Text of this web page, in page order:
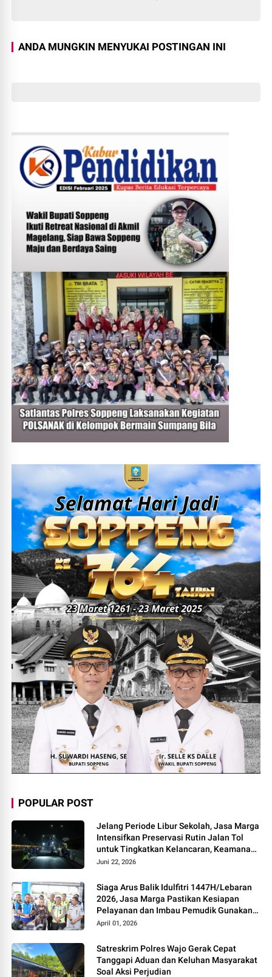
ANDA MUNGKIN MENYUKAI POSTINGAN INI
POPULAR POST
Jelang Periode Libur Sekolah, Jasa Marga
Intensifkan Preservasi Rutin Jalan Tol
untuk Tingkatkan Kelancaran, Keamanan
dan Kenyamanan Perjalanan
Juni 22, 2026
Siaga Arus Balik Idulfitri 1447H/Lebaran
2026, Jasa Marga Pastikan Kesiapan
Pelayanan dan Imbau Pemudik Gunakan
Rest Area Alternatif
April 01, 2026
Satreskrim Polres Wajo Gerak Cepat
Tanggapi Aduan dan Keluhan Masyarakat
Soal Aksi Perjudian